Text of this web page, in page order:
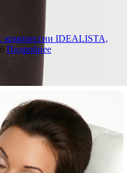
компрессии IDEALISTA,
Подробнее